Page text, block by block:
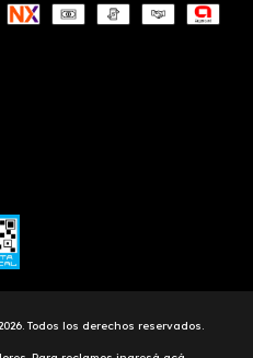
Todos los derechos reservados.